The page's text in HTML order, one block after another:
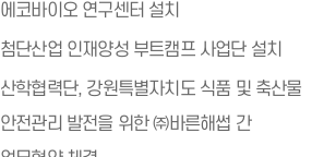
에코바이오 연구센터 설치
첨단산업 인재양성 부트캠프 사업단 설치
산학협력단, 강원특별자치도 식품 및 축산물
안전관리 발전을 위한 ㈜바른해썹 간